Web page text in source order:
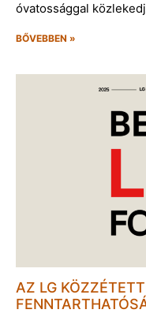
óvatossággal
BŐVEBBEN »
AZ LG